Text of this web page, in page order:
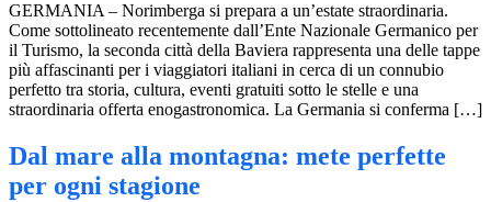
GERMANIA – Norimberga si prepara a un’estate straordinaria.
Come sottolineato recentemente dall’Ente Nazionale Germanico per
il Turismo, la seconda città della Baviera rappresenta una delle tappe
più affascinanti per i viaggiatori italiani in cerca di un connubio
perfetto tra storia, cultura, eventi gratuiti sotto le stelle e una
straordinaria offerta enogastronomica. La Germania si conferma […]
Dal mare alla montagna: mete perfette
per ogni stagione